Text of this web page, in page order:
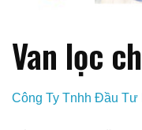
Van lọc
Công Ty Tnhh Đầu